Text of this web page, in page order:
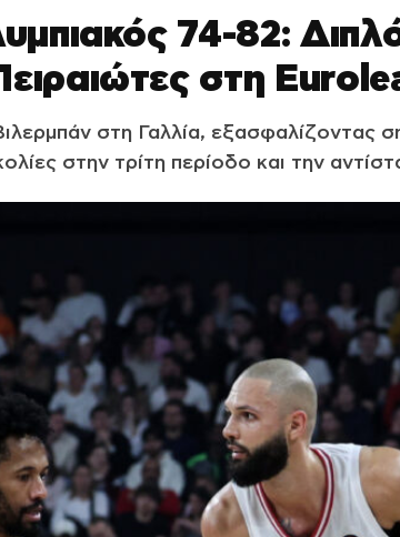
74-82:
στη
στη Γαλλία, εξασφαλίζοντας
στην τρίτη περίοδο και την